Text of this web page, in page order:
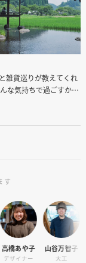
と雑貨巡りが教えてくれ
んな気持ちで過ごすか」
す
や子
ナー
山谷万智子 村